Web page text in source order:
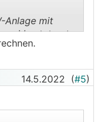
Anlage mit
und kostet gut
vor Ort
würde ich
14.5.2022 (#5)